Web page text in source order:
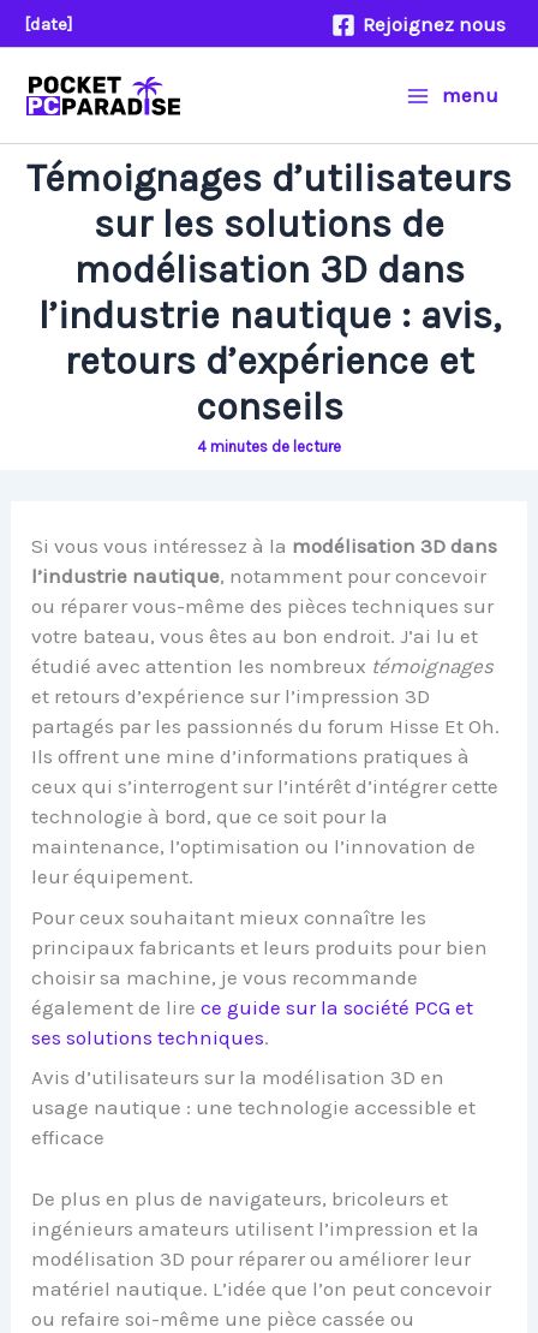
Aller
au
contenu
[date] Rejoignez nous
menu
Témoignages d’utilisateurs
sur les solutions de
modélisation 3D dans
l’industrie nautique : avis,
retours d’expérience et
conseils
4 minutes de lecture
Si vous vous intéressez à la modélisation 3D dans
l’industrie nautique, notamment pour concevoir
ou réparer vous-même des pièces techniques sur
votre bateau, vous êtes au bon endroit. J’ai lu et
étudié avec attention les nombreux témoignages
et retours d’expérience sur l’impression 3D
partagés par les passionnés du forum Hisse Et Oh.
Ils offrent une mine d’informations pratiques à
ceux qui s’interrogent sur l’intérêt d’intégrer cette
technologie à bord, que ce soit pour la
maintenance, l’optimisation ou l’innovation de
leur équipement.
Pour ceux souhaitant mieux connaître les
principaux fabricants et leurs produits pour bien
choisir sa machine, je vous recommande
également de lirece guide sur la société PCG et
ses solutions techniques.
Avis d’utilisateurs sur la modélisation 3D en
usage nautique : une technologie accessible et
efficace
De plus en plus de navigateurs, bricoleurs et
ingénieurs amateurs utilisent l’impression et la
modélisation 3D pour réparer ou améliorer leur
matériel nautique. L’idée que l’on peut concevoir
ou refaire soi-même une pièce cassée ou